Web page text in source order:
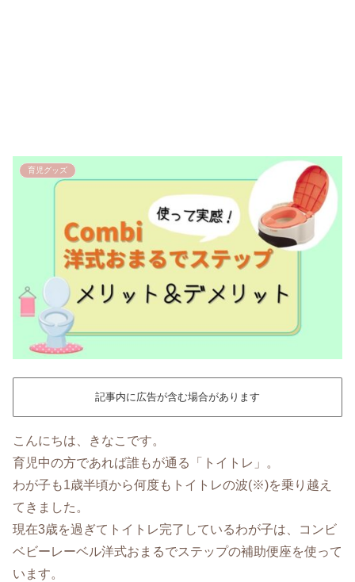
育児グッズ
記事内に広告が含む場合があります
こんにちは、きなこです。
育児中の方であれば誰もが通る「トイトレ」。
わが子も1歳半頃から何度もトイトレの波(※)を乗り越え
てきました。
現在3歳を過ぎてトイトレ完了しているわが子は、コンビ
ベビーレーベル洋式おまるでステップの補助便座を使って
います。